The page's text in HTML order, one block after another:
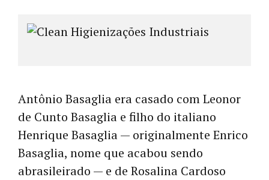
Antônio Basaglia era casado com Leonor
de Cunto Basaglia e filho do italiano
Henrique Basaglia — originalmente Enrico
Basaglia, nome que acabou sendo
abrasileirado — e de Rosalina Cardoso